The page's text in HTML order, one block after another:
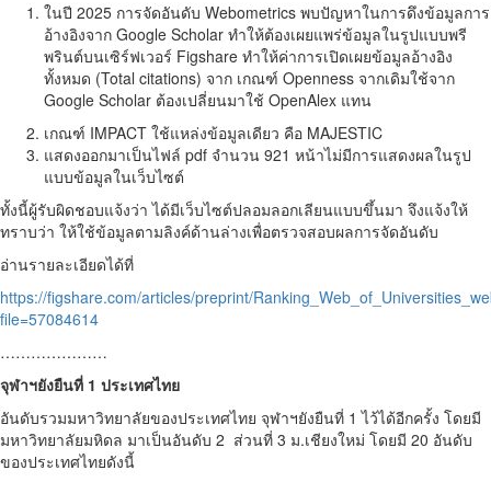
ในปี 2025 การจัดอันดับ Webometrics พบปัญหาในการดึงข้อมูลการ
อ้างอิงจาก Google Scholar ทำให้ต้องเผยแพร่ข้อมูลในรูปแบบพรี
พรินต์บนเซิร์ฟเวอร์ Figshare ทำให้ค่าการเปิดเผยข้อมูลอ้างอิง
ทั้งหมด (Total citations) จาก เกณฑ์ Openness จากเดิมใช้จาก
Google Scholar ต้องเปลี่ยนมาใช้ OpenAlex แทน
เกณฑ์ IMPACT ใช้แหล่งข้อมูลเดียว คือ MAJESTIC
แสดงออกมาเป็นไฟล์ pdf จำนวน 921 หน้าไม่มีการแสดงผลในรูป
แบบข้อมูลในเว็บไซต์
ทั้งนี้ผู้รับผิดชอบแจ้งว่า ได้มีเว็บไซต์ปลอมลอกเลียนแบบขึ้นมา จึงแจ้งให้
ทราบว่า ให้ใช้ข้อมูลตามลิงค์ด้านล่างเพื่อตรวจสอบผลการจัดอันดับ
อ่านรายละเอียดได้ที่
https://figshare.com/articles/preprint/
file=57084614
…………………
จุฬาฯยังยืนที่ 1 ประเทศไทย
อันดับรวมมหาวิทยาลัยของประเทศไทย จุฬาฯยังยืนที่ 1 ไว้ได้อีกครั้ง โดยมี
มหาวิทยาลัยมหิดล มาเป็นอันดับ 2 ส่วนที่ 3 ม.เชียงใหม่ โดยมี 20 อันดับ
ของประเทศไทยดังนี้